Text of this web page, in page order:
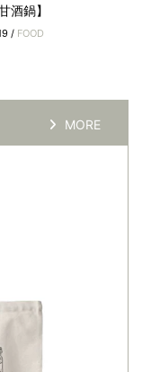
酒鍋】
/ FOOD
MORE